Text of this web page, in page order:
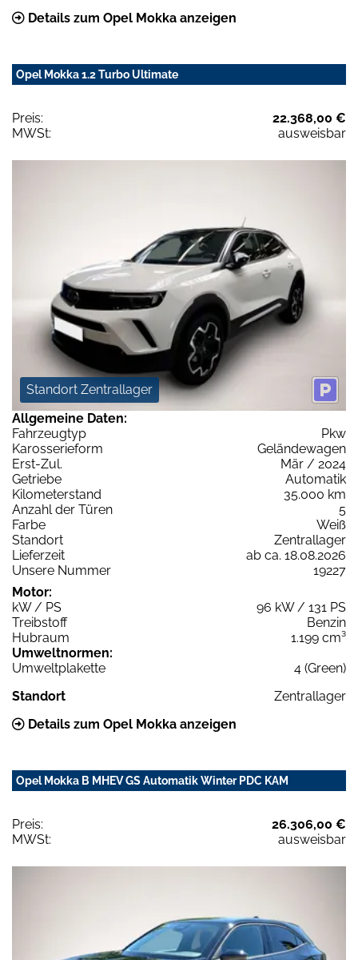
Details zum Opel Mokka anzeigen
Opel Mokka 1.2 Turbo Ultimate
Preis:
22.368,00 €
MWSt:
ausweisbar
Standort Zentrallager
Allgemeine Daten:
Fahrzeugtyp
Pkw
Karosserieform
Geländewagen
Erst-Zul.
Mär / 2024
Getriebe
Automatik
Kilometerstand
35.000 km
Anzahl der Türen
5
Farbe
Weiß
Standort
Zentrallager
Lieferzeit
ab ca. 18.08.2026
Unsere Nummer
19227
Motor:
kW / PS
96 kW / 131 PS
Treibstoff
Benzin
Hubraum
1.199 cm³
Umweltnormen:
Umweltplakette
4 (Green)
Standort
Zentrallager
Details zum Opel Mokka anzeigen
Opel Mokka B MHEV GS Automatik Winter PDC KAM
Preis:
26.306,00 €
MWSt:
ausweisbar